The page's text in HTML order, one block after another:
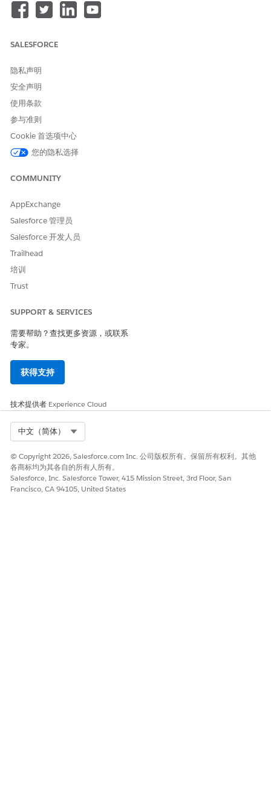
能，启用与您的合规团队工作方式相匹配的控制实施方法，并分
配权限集，以便您的管理员可以开始编写控制、构建验证程序和
使用进程合规导航器编写合规控制、构建验证程序并运行合规测
试。IT 合规与流程合规导航器共享控制管理功能，因此您的合
规团队使用相同的编写经验来定义控制，以便在您的 IT 流程中
强制执行 ISO 27001 和其他合规框架。
IT 合规性中的控制类型
IT 合规性支持多种控制类型，这取决于它们的操作方式和验证
方式。
了解控制有效性评级如何推动剩余风险计算，控制失败如何自动
的风险。
SALESFORCE
隐私声明
安全声明
使用条款
参与准则
Cookie 首选项中心
您的隐私选择
COMMUNITY
AppExchange
Salesforce 管理员
Salesforce 开发人员
Trailhead
培训
Trust
SUPPORT & SERVICES
需要帮助？查找更多资源，或联系
专家。
获得支持
技术提供者 Experience Cloud
中文（简体）
© Copyright 2026, Salesforce.com Inc. 公司版权所有。保留所有权利。其他
各商标均为其各自的所有人所有。
Salesforce, Inc. Salesforce Tower, 415 Mission Street, 3rd Floor, San
Francisco, CA 94105, United States